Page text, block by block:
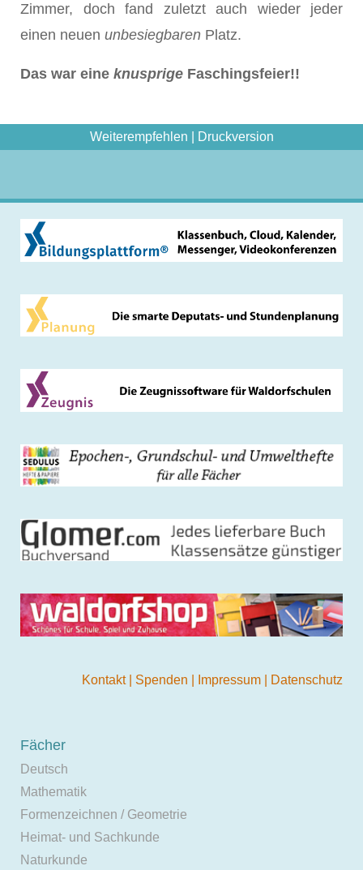
Zimmer, doch fand zuletzt auch wieder jeder
einen neuen unbesiegbaren Platz.
Das war eine knusprige Faschingsfeier!!
Weiterempfehlen Druckversion
Kontakt Spenden Impressum Datenschutz
Fächer
Deutsch
Mathematik
Formenzeichnen / Geometrie
Heimat- und Sachkunde
Naturkunde